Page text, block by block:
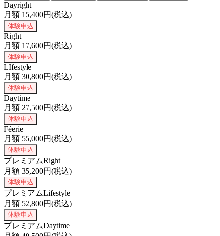
Dayright
月額 15,400円(税込)
体験申込
Right
月額 17,600円(税込)
体験申込
LIfestyle
月額 30,800円(税込)
体験申込
Daytime
月額 27,500円(税込)
体験申込
Féerie
月額 55,000円(税込)
体験申込
プレミアムRight
月額 35,200円(税込)
体験申込
プレミアムLifestyle
月額 52,800円(税込)
体験申込
プレミアムDaytime